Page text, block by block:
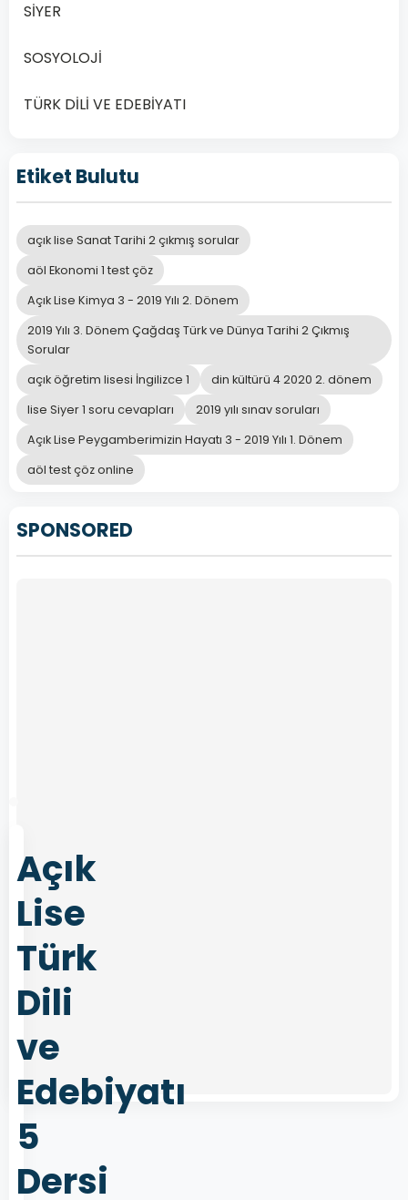
A
değerleri
şekilde ele
B
Edebiyat ile
toplum
arasında
C
Yazarların
bireysel
konular
önemli bir
yer tutar.
Toplumu
yönlendiren
Açık
Lise
Türk
Dili
ve
Edebiyatı
5
Dersi
SİYER
SOSYOLOJİ
TÜRK DİLİ VE EDEBİYATI
Etiket Bulutu
açık lise Sanat Tarihi 2 çıkmış sorular
aöl Ekonomi 1 test çöz
Açık Lise Kimya 3 - 2019 Yılı 2. Dönem
2019 Yılı 3. Dönem Çağdaş Türk ve Dünya Tarihi 2 Çıkmış
Sorular
açık öğretim lisesi İngilizce 1
din kültürü 4 2020 2. dönem
lise Siyer 1 soru cevapları
2019 yılı sınav soruları
Açık Lise Peygamberimizin Hayatı 3 - 2019 Yılı 1. Dönem
aöl test çöz online
SPONSORED